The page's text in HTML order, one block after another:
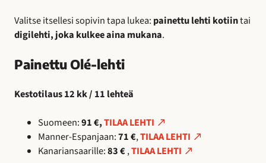
Valitse itsellesi sopivin tapa lukea: painettu lehti kotiintai
digilehti, joka kulkee aina mukana.
Painettu Olé-lehti
Kestotilaus 12 kk / 11 lehteä
Suomeen:91 €,TILAA LEHTI
Manner-Espanjaan:71 €,TILAA LEHTI
Kanariansaarille:83 €,TILAA LEHTI